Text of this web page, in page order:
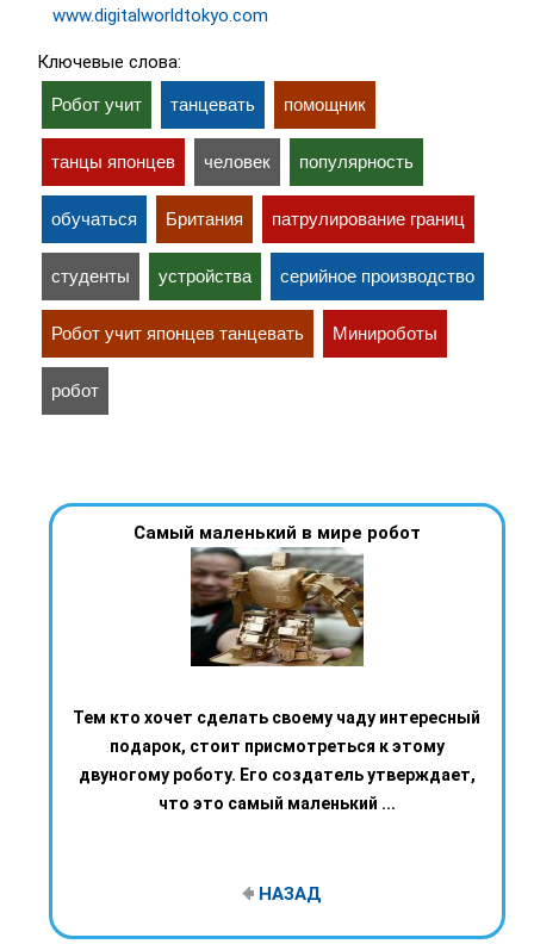
www.digitalworldtokyo.com
Ключевые слова:
Робот учит танцевать помощник
танцы японцев человек популярность
обучаться Британия патрулирование границ
студенты устройства серийное производство
Робот учит японцев танцевать Минироботы
робот
Самый маленький в мире робот
Тем кто хочет сделать своему чаду интересный
подарок, стоит присмотреться к этому
двуногому роботу. Его создатель утверждает,
что это самый маленький ...
НАЗАД